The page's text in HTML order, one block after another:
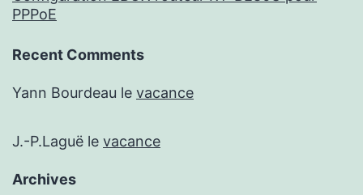
PPPoE
Recent Comments
Yann Bourdeau le vacance
J.-P.Laguë le vacance
Archives